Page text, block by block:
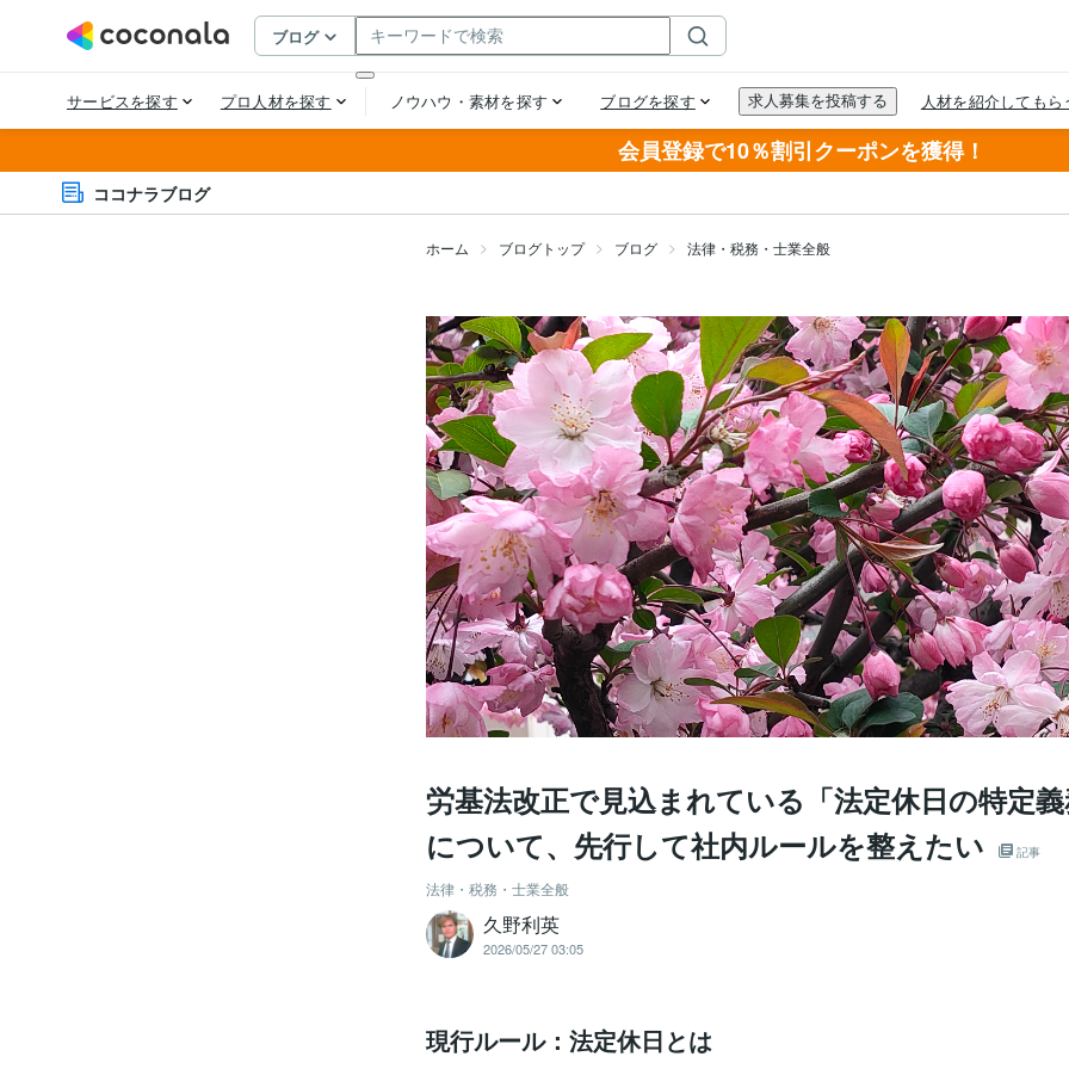
会員登録で10％割引クーポンを獲得！
ココナラブログ
ホーム ブログトップ ブログ 法律・税務・士業全般
労基法改正で見込まれている「法定休日の特定
について、先行して社内ルールを整えたい
記事
法律・税務・士業全般
久野利英
2026/05/27 03:05
現行ルール：法定休日とは